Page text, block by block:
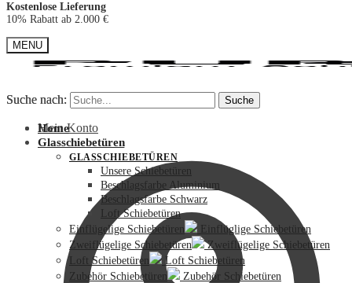
Kostenlose Lieferung
10% Rabatt ab 2.000 €
MENU
Suche nach: Suche
Mein Konto
Suche nach: Suche
Home
Glasschiebetüren
GLASSCHIEBETÜREN
Unsere Schiebetüren
Beschlagsfarbe Aluminium
Beschlagsfarbe Schwarz
Loft Schiebetüren
Einflügelige Schiebetüren
Einflüglige Schiebetüren
Zweiflügelige Schiebetüren
Zweiflügelige Schiebetüren
Loft Schiebetüren
Loft Schiebetüren
Zubehör Schiebetüren
Zubehör Schiebetüren